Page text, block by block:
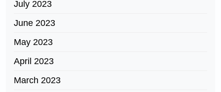
July 2023
June 2023
May 2023
April 2023
March 2023